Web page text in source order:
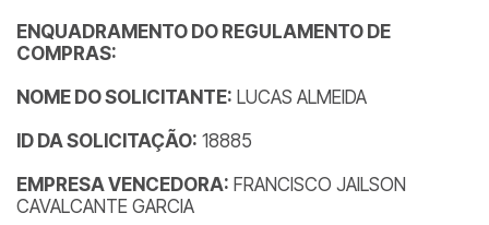
ENQUADRAMENTO DO REGULAMENTO DE
COMPRAS:
NOME DO SOLICITANTE: LUCAS ALMEIDA
ID DA SOLICITAÇÃO: 18885
EMPRESA VENCEDORA: FRANCISCO JAILSON
CAVALCANTE GARCIA